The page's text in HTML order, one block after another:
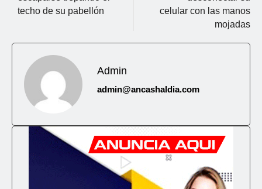
techo de su pabellón
celular con las manos
mojadas
Admin
admin@ancashaldia.com